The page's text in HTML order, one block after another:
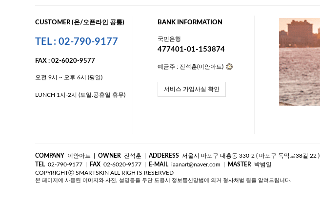
CUSTOMER (온/오픈라인 공통)
TEL : 02-790-9177
FAX : 02-6020-9577
오전 9시 ~ 오후 6시 (평일)
LUNCH 1시-2시 (토일.공휴일 휴무)
BANK INFORMATION
국민은행
477401-01-153874
예금주 : 진석훈(이안아트)
서비스 가입사실 확인
COMPANY 이안아트 OWNER 진석훈 ADDERESS 서울시 마포구 대흥동 330-2 ( 마포구 독막로38길 22 )
TEL 02-790-9177 FAX 02-6020-9577 E-MAIL iaanart@naver.com MASTER 박범일
COPYRIGHTⓒ SMARTSKIN ALL RIGHTS RESERVED
본 페이지에 사용된 이미지와 사진, 설명등을 무단 도용시 정보통신망법에 의거 형사처벌 됨을 알려드립니다.